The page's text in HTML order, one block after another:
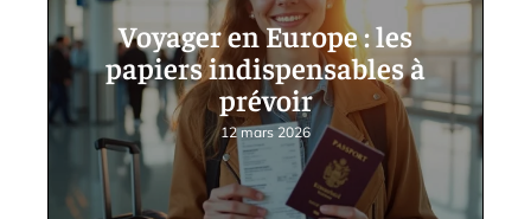
Voyager en Europe : les
papiers indispensables à
prévoir
12 mars 2026